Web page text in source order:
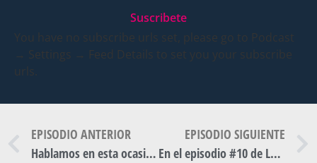
Suscribete
You have no subscribe urls set, please go to Podcast
→ Settings → Feed Details to set you your subscribe
urls.
EPISODIO ANTERIOR
Hablamos en esta ocasión de Gordoodios.
EPISODIO SIGUIENTE
En el episodio #10 de LCS, hablamos de abuso sexual a las infancias.